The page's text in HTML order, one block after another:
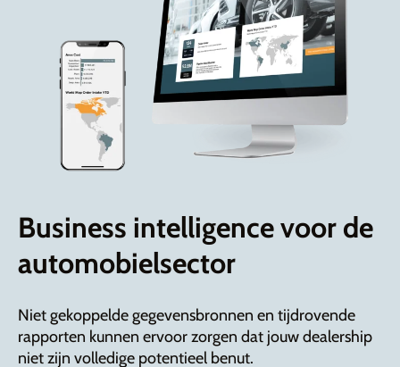
Business intelligence voor de
automobielsector
Niet gekoppelde gegevensbronnen en tijdrovende
rapporten kunnen ervoor zorgen dat jouw dealership
niet zijn volledige potentieel benut.